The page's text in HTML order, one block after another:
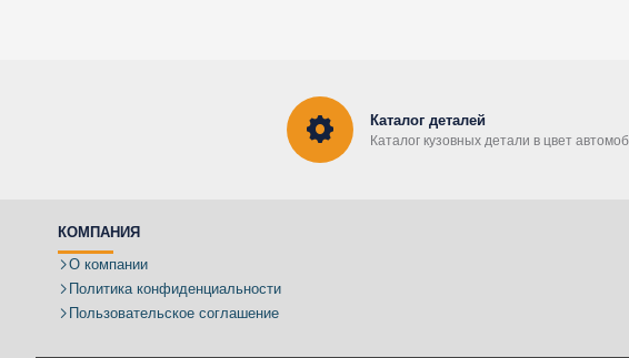
Каталог деталей
Каталог кузовных детали в цвет
КОМПАНИЯ
О компании
Политика конфиденциальности
Пользовательское соглашение